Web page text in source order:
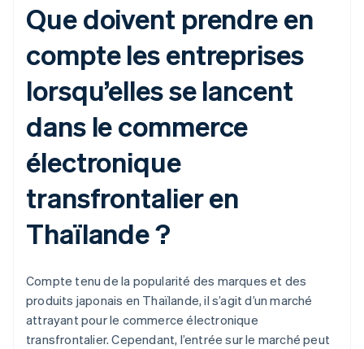
Que doivent prendre en
compte les entreprises
lorsqu’elles se lancent
dans le commerce
électronique
transfrontalier en
Thaïlande ?
Compte tenu de la popularité des marques et des
produits japonais en Thaïlande, il s’agit d’un marché
attrayant pour le commerce électronique
transfrontalier. Cependant, l’entrée sur le marché peut